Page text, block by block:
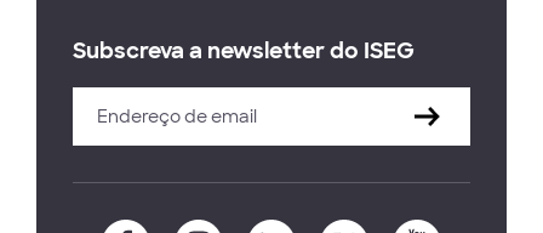
Subscreva a newsletter do ISEG